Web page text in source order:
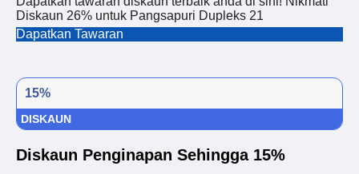
Diskaun 26% untuk Pangsapuri Dupleks 21
Dapatkan Tawaran
15%
DISKAUN
Diskaun Penginapan Sehingga 15%